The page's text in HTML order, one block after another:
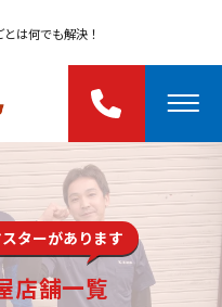
は何でも解決！
ターがあります
店舗一覧